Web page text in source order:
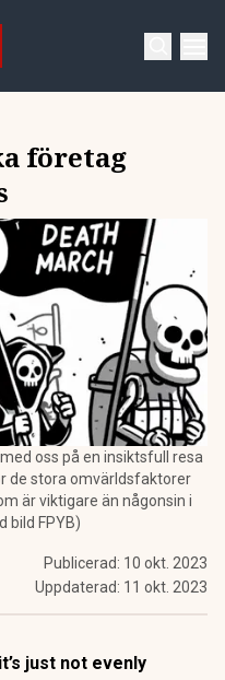
företag
oss på en insiktsfull resa
de stora omvärldsfaktorer
är viktigare än någonsin i
bild FPYB)
Publicerad: 10 okt. 2023
Uppdaterad: 11 okt. 2023
just not evenly